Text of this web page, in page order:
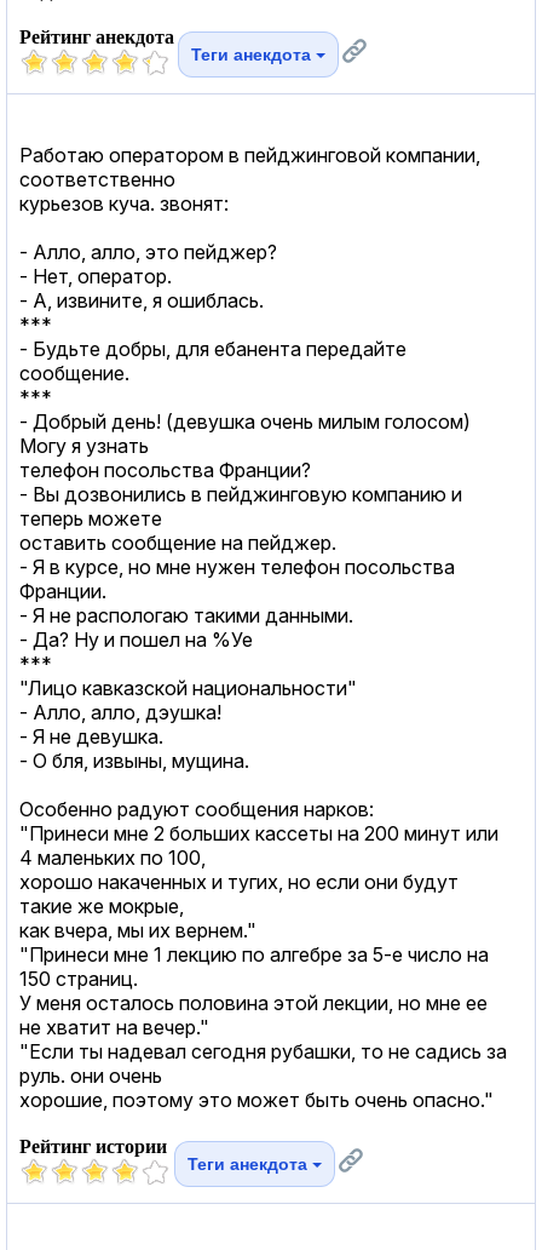
Рейтинг анекдота
Теги анекдота
Работаю оператором в пейджинговой компании,
соответственно
курьезов куча. звонят:
- Алло, алло, это пейджер?
- Нет, оператор.
- А, извините, я ошиблась.
***
- Будьте добры, для ебанента передайте
сообщение.
***
- Добрый день! (девушка очень милым голосом)
Могу я узнать
телефон посольства Франции?
- Вы дозвонились в пейджинговую компанию и
теперь можете
оставить сообщение на пейджер.
- Я в курсе, но мне нужен телефон посольства
Франции.
- Я не распологаю такими данными.
- Да? Ну и пошел на %Уе
***
"Лицо кавказской национальности"
- Алло, алло, дэушка!
- Я не девушка.
- О бля, извыны, мущина.
Особенно радуют сообщения нарков:
"Принеси мне 2 больших кассеты на 200 минут или
4 маленьких по 100,
хорошо накаченных и тугих, но если они будут
такие же мокрые,
как вчера, мы их вернем."
"Принеси мне 1 лекцию по алгебре за 5-е число на
150 страниц.
У меня осталось половина этой лекции, но мне ее
не хватит на вечер."
"Если ты надевал сегодня рубашки, то не садись за
руль. они очень
хорошие, поэтому это может быть очень опасно."
Рейтинг истории
Теги анекдота